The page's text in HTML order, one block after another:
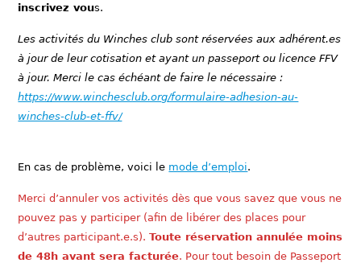
inscrivez vous.
Les activités du Winches club sont réservées aux adhérent.es
à jour de leur cotisation et ayant un passeport ou licence FFV
à jour. Merci le cas échéant de faire le nécessaire :
https://www.winchesclub.org/formulaire-adhesion-au-
winches-club-et-ffv/
En cas de problème, voici le mode d’emploi.
Merci d’annuler vos activités dès que vous savez que vous ne
pouvez pas y participer (afin de libérer des places pour
d’autres participant.e.s).Toute réservation annulée moins
de 48h avant sera facturée. Pour tout besoin de Passeport